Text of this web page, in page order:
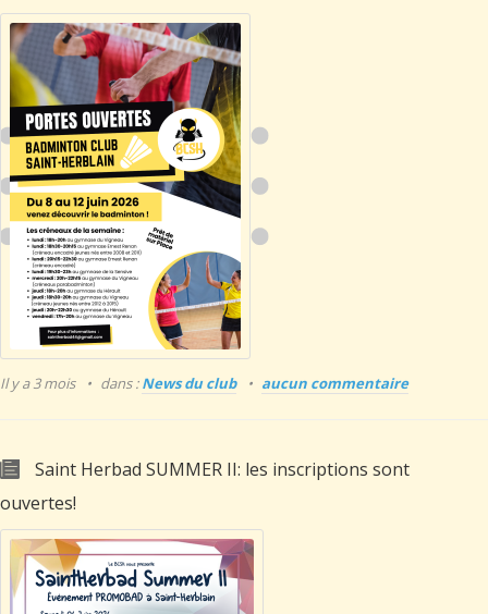
Il y a 3 mois dans :News du club aucun commentaire
Saint Herbad SUMMER II: les inscriptions sont
ouvertes!